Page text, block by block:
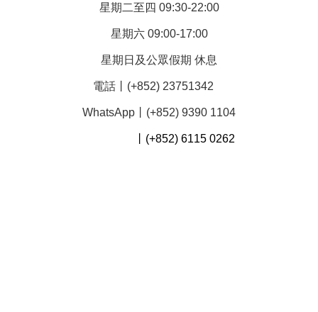
星期二至四 09:30-22:00
星期六 09:00-17:00
星期日及公眾假期 休息
電話丨(+852) 23751342
WhatsApp丨(+852) 9390 1104
丨(+852) 6115 0262